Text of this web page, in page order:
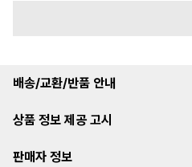
배송/교환/반품 안내
상품 정보 제공 고시
판매자 정보